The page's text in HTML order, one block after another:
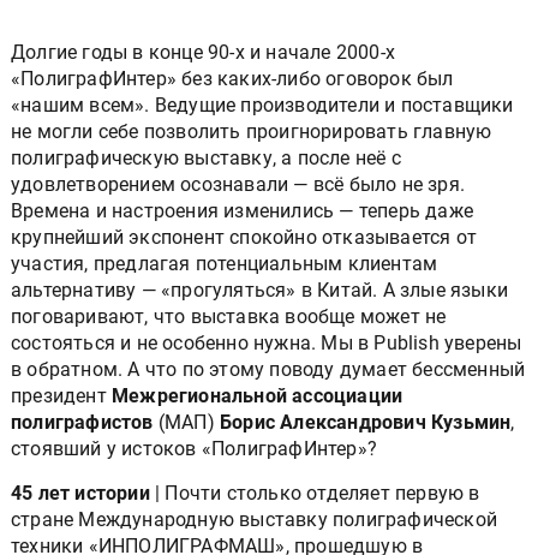
Долгие годы в конце 90-х и начале 2000-х
«ПолиграфИнтер» без каких-либо оговорок был
«нашим всем». Ведущие производители и поставщики
не могли себе позволить проигнорировать главную
полиграфическую выставку, а после неё с
удовлетворением осознавали — всё было не зря.
Времена и настроения изменились — теперь даже
крупнейший экспонент спокойно отказывается от
участия, предлагая потенциальным клиентам
альтернативу — «прогуляться» в Китай. А злые языки
поговаривают, что выставка вообще может не
состояться и не особенно нужна. Мы в Publish уверены
в обратном. А что по этому поводу думает бессменный
президент Межрегиональной ассоциации
полиграфистов (МАП) Борис Александрович Кузьмин,
стоявший у истоков «ПолиграфИнтер»?
45 лет истории| Почти столько отделяет первую в
стране Международную выставку полиграфической
техники «ИНПОЛИГРАФМАШ», прошедшую в